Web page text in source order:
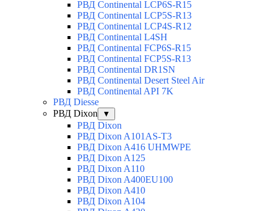
РВД Continental LCP6S-R15
РВД Continental LCP5S-R13
РВД Continental LCP4S-R12
РВД Continental L4SH
РВД Continental FCP6S-R15
РВД Continental FCP5S-R13
РВД Continental DR1SN
РВД Continental Desert Steel Air
РВД Continental API 7K
РВД Diesse
РВД Dixon
▼
РВД Dixon
РВД Dixon A101AS-T3
РВД Dixon A416 UHMWPE
РВД Dixon A125
РВД Dixon A110
РВД Dixon A400EU100
РВД Dixon A410
РВД Dixon A104